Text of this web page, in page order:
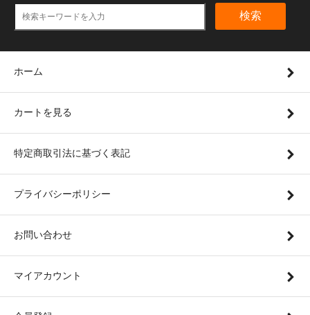
検索
ホーム
カートを見る
特定商取引法に基づく表記
プライバシーポリシー
お問い合わせ
マイアカウント